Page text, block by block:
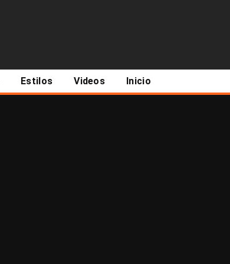
Estilos Videos Inicio